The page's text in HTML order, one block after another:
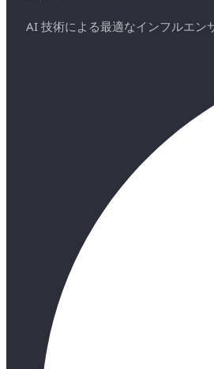
AI 技術による最適なインフルエン